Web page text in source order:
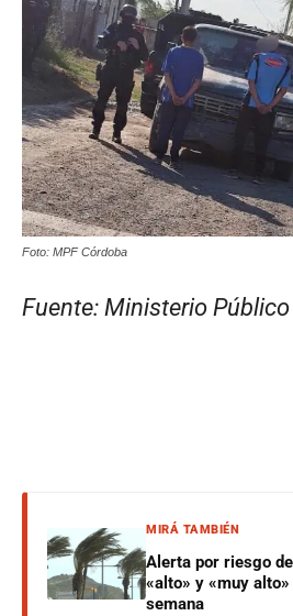
Foto: MPF Córdoba
Fuente: Ministerio
MIRÁ TAMBIÉN
Alerta por riesgo
«alto» y «muy
semana